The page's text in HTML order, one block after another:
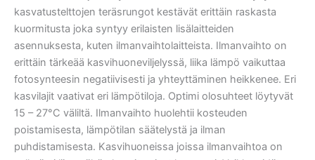
kasvatustelttojen teräsrungot kestävät erittäin raskasta
kuormitusta joka syntyy erilaisten lisälaitteiden
asennuksesta, kuten ilmanvaihtolaitteista. Ilmanvaihto on
erittäin tärkeää kasvihuoneviljelyssä, liika lämpö vaikuttaa
fotosynteesin negatiivisesti ja yhteyttäminen heikkenee. Eri
kasvilajit vaativat eri lämpötiloja. Optimi olosuhteet löytyvät
15 – 27°C väliltä. Ilmanvaihto huolehtii kosteuden
poistamisesta, lämpötilan säätelystä ja ilman
puhdistamisesta. Kasvihuoneissa joissa ilmanvaihtoa on